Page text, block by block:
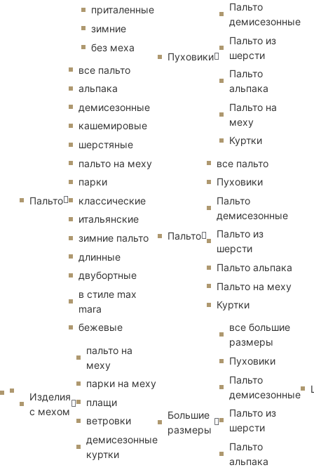
приталенные
зимние
без меха
Пальто
все пальто
альпака
демисезонные
кашемировые
шерстяные
пальто на меху
парки
классические
итальянские
зимние пальто
длинные
двубортные
в стиле max
mara
бежевые
Изделия
с мехом
пальто на
меху
парки на меху
плащи
ветровки
демисезонные
куртки
Пуховики
Пальто
демисезонные
Пальто из
шерсти
Пальто
альпака
Пальто на
меху
Куртки
Пальто
все пальто
Пуховики
Пальто
демисезонные
Пальто из
шерсти
Пальто альпака
Пальто на меху
Куртки
Большие
размеры
все большие
размеры
Пуховики
Пальто
демисезонные
Пальто из
шерсти
Пальто
альпака